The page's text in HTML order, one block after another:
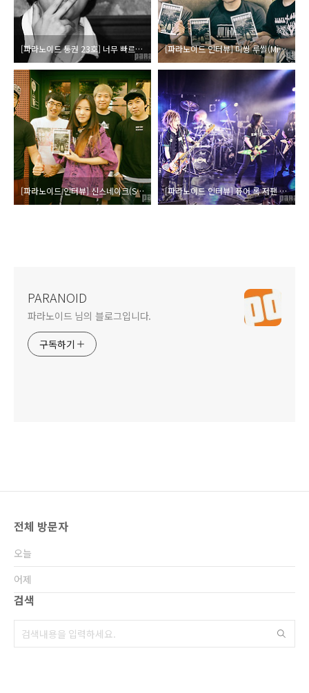
[파라노이드 통권 23호] 너무 빠르고 안타까운 상실, 신해철의 삶과 음악 [파라노이드 인터뷰] 미씽 루씰(Missing Lucille) 인사말
[파라노이드 인터뷰] 신스네이크(Synsnake) 인사말 [파라노이드 인터뷰] 퓨어 록 저팬 현지 취재, 섹스 머신건스(Sex Machineguns) 인사말
PARANOID
파라노이드 님의 블로그입니다.
구독하기
전체 방문자
오늘
어제
검색